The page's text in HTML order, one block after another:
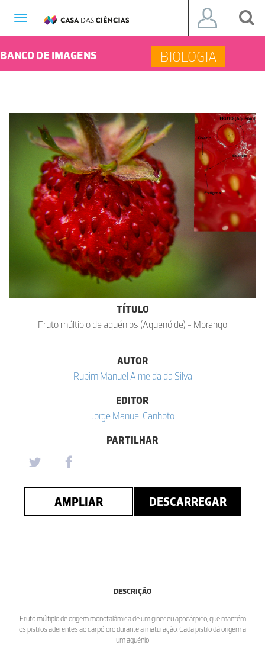
Toggle
BANCO DE IMAGENS BIOLOGIA
TÍTULO
Fruto múltiplo de aquénios (Aquenóide) - Morango
AUTOR
Rubim Manuel Almeida da Silva
EDITOR
Jorge Manuel Canhoto
PARTILHAR
AMPLIAR DESCARREGAR
DESCRIÇÃO
Fruto múltiplo de origem monotalâmica de um gineceu apocárpico, que mantém
os pistilos aderentes ao carpóforo durante a maturação. Cada pistilo dá origem a
um aquénio